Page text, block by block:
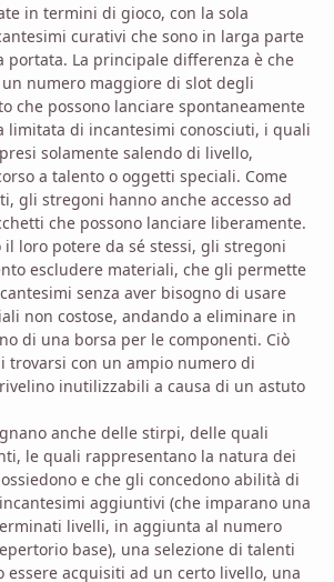
in termini di gioco, con la sola
curativi che sono in larga parte
portata. La principale differenza è che
numero maggiore di slot degli
che possono lanciare spontaneamente
limitata di incantesimi conosciuti, i quali
solamente salendo di livello,
a talento o oggetti speciali. Come
gli stregoni hanno anche accesso ad
che possono lanciare liberamente.
loro potere da sé stessi, gli stregoni
escludere materiali, che gli permette
senza aver bisogno di usare
non costose, andando a eliminare in
di una borsa per le componenti. Ciò
trovarsi con un ampio numero di
inutilizzabili a causa di un astuto
anche delle stirpi, delle quali
le quali rappresentano la natura dei
e che gli concedono abilità di
aggiuntivi (che imparano una
livelli, in aggiunta al numero
base), una selezione di talenti
essere acquisiti ad un certo livello, una